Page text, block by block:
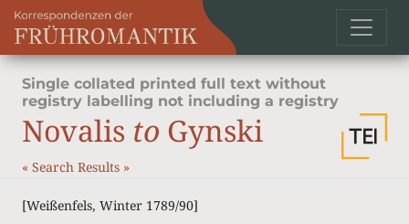
Single collated printed full text without
registry labelling not including a registry
Novalis to Gynski
« Search Results »
[Weißenfels, Winter 1789/90]